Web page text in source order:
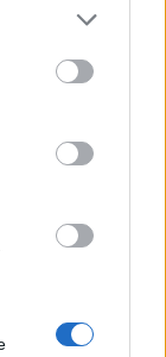
járművekről,
szinte mitikus
is látszólag
kemények az
alulteljesítenek,
a tényeket.